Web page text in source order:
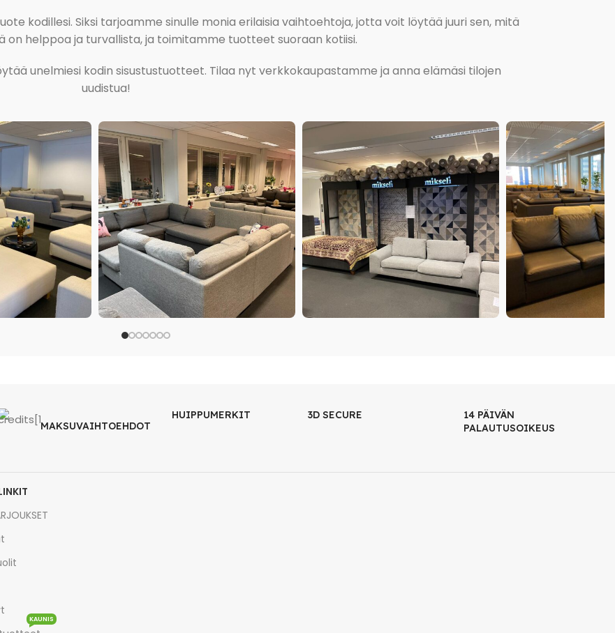
kodillesi. Siksi tarjoamme sinulle monia erilaisia vaihtoehtoja, jotta voit löytää juuri sen, mitä
on helppoa ja turvallista, ja toimitamme tuotteet suoraan kotiisi.
unelmiesi kodin sisustustuotteet. Tilaa nyt verkkokaupastamme ja anna elämäsi tilojen
uudistua!
MAKSUVAIHTOEHDOT
HUIPPUMERKIT 3D SECURE
14 PÄIVÄN
PALAUTUSOIKEUS
KAUNIS